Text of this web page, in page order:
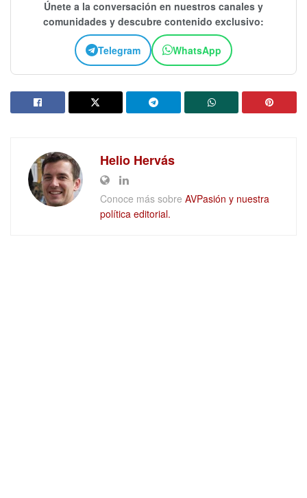
Únete a la conversación en nuestros canales y
comunidades y descubre contenido exclusivo:
Telegram WhatsApp
Helio Hervás
Conoce más sobre AVPasión y nuestra
política editorial.